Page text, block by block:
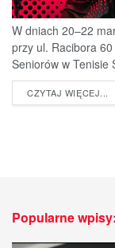
W dniach 20–22
przy ul. Racibora
Seniorów w Tenisie
CZYTAJ WIĘCEJ...
Popularne wpisy: